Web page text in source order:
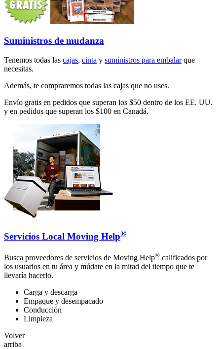
Suministros de mudanza
Tenemos todas las cajas, cinta y suministros para embalarque
necesitas.
Además, te compraremos todas las cajas que no uses.
Envío gratis en pedidos que superan los $50 dentro de los EE. UU.
y en pedidos que superan los $100 en Canadá.
Servicios Local Moving Help®
Busca proveedores de servicios de Moving Help® calificados por
los usuarios en tu área y múdate en la mitad del tiempo que te
llevaría hacerlo.
Carga y descarga
Empaque y desempacado
Conducción
Limpieza
Volver
arriba